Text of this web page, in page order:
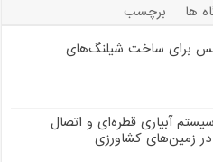
ها
برچسب
برای ساخت شیلنگ‌های
آبیاری قطره‌ای و اتصال
در زمین‌های کشاورزی